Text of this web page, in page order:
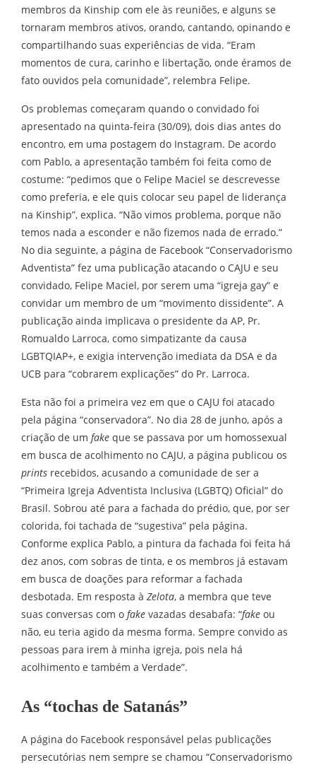
membros da Kinship com ele às reuniões, e alguns se
tornaram membros ativos, orando, cantando, opinando e
compartilhando suas experiências de vida. “Eram
momentos de cura, carinho e libertação, onde éramos de
fato ouvidos pela comunidade”, relembra Felipe.
Os problemas começaram quando o convidado foi
apresentado na quinta-feira (30/09), dois dias antes do
encontro, em uma postagem do Instagram. De acordo
com Pablo, a apresentação também foi feita como de
costume: “pedimos que o Felipe Maciel se descrevesse
como preferia, e ele quis colocar seu papel de liderança
na Kinship”, explica. “Não vimos problema, porque não
temos nada a esconder e não fizemos nada de errado.”
No dia seguinte, a página de Facebook “Conservadorismo
Adventista” fez uma publicação atacando o CAJU e seu
convidado, Felipe Maciel, por serem uma “igreja gay” e
convidar um membro de um “movimento dissidente”. A
publicação ainda implicava o presidente da AP, Pr.
Romualdo Larroca, como simpatizante da causa
LGBTQIAP+, e exigia intervenção imediata da DSA e da
UCB para “cobrarem explicações” do Pr. Larroca.
Esta não foi a primeira vez em que o CAJU foi atacado
pela página “conservadora”. No dia 28 de junho, após a
criação de um fake que se passava por um homossexual
em busca de acolhimento no CAJU, a página publicou os
prints recebidos, acusando a comunidade de ser a
“Primeira Igreja Adventista Inclusiva (LGBTQ) Oficial” do
Brasil. Sobrou até para a fachada do prédio, que, por ser
colorida, foi tachada de “sugestiva” pela página.
Conforme explica Pablo, a pintura da fachada foi feita há
dez anos, com sobras de tinta, e os membros já estavam
em busca de doações para reformar a fachada
desbotada. Em resposta à Zelota, a membra que teve
suas conversas com o fake vazadas desabafa: “fake ou
não, eu teria agido da mesma forma. Sempre convido as
pessoas para irem à minha igreja, pois nela há
acolhimento e também a Verdade”.
As “tochas de Satanás”
A página do Facebook responsável pelas publicações
persecutórias nem sempre se chamou “Conservadorismo